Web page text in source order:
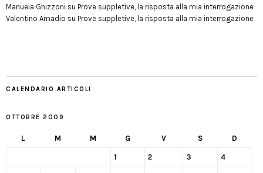
Manuela Ghizzoni su Prove suppletive, la risposta alla mia interrogazione
Valentino Amadio su Prove suppletive, la risposta alla mia interrogazione
CALENDARIO ARTICOLI
OTTOBRE 2009
L M M G V S D
1 2 3 4